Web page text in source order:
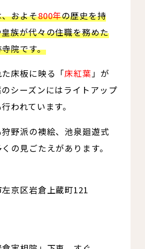
およそ800年の歴史を持
族が代々の住職を務めた
院です。
床板に映る「床紅葉」が
シーズンにはライトアップ
われています。
野派の襖絵、池泉廻遊式
の見ごたえがあります。
京区岩倉上蔵町121